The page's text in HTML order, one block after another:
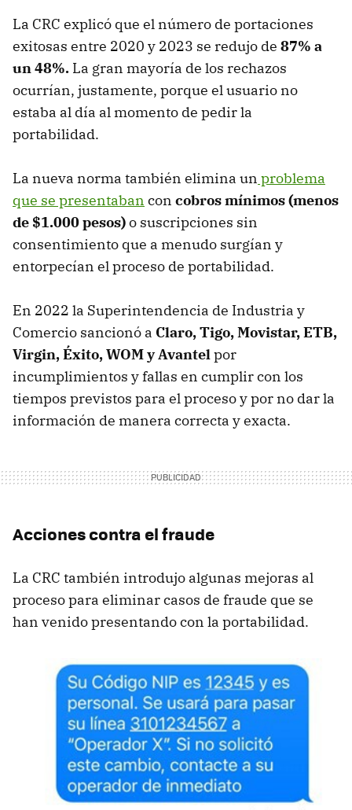
La CRC explicó que el número de portaciones
exitosas entre 2020 y 2023 se redujo de 87% a
un 48%. La gran mayoría de los rechazos
ocurrían, justamente, porque el usuario no
estaba al día al momento de pedir la
portabilidad.
La nueva norma también elimina un problema
que se presentaban con cobros mínimos (menos
de $1.000 pesos)o suscripciones sin
consentimiento que a menudo surgían y
entorpecían el proceso de portabilidad.
En 2022 la Superintendencia de Industria y
Comercio sancionó a Claro, Tigo, Movistar, ETB,
Virgin, Éxito, WOM y Avantelpor
incumplimientos y fallas en cumplir con los
tiempos previstos para el proceso y por no dar la
información de manera correcta y exacta.
Acciones contra el fraude
La CRC también introdujo algunas mejoras al
proceso para eliminar casos de fraude que se
han venido presentando con la portabilidad.